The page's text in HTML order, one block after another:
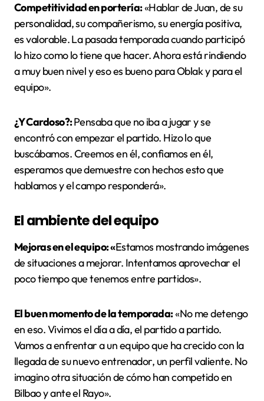
Competitividad en portería:«Hablar de Juan, de su
personalidad, su compañerismo, su energía positiva,
es valorable. La pasada temporada cuando participó
lo hizo como lo tiene que hacer. Ahora está rindiendo
a muy buen nivel y eso es bueno para Oblak y para el
equipo».
¿Y Cardoso?:Pensaba que no iba a jugar y se
encontró con empezar el partido. Hizo lo que
buscábamos. Creemos en él, confiamos en él,
esperamos que demuestre con hechos esto que
hablamos y el campo responderá».
El ambiente del equipo
Mejoras en el equipo: «Estamos mostrando imágenes
de situaciones a mejorar. Intentamos aprovechar el
poco tiempo que tenemos entre partidos».
El buen momento de la temporada:«No me detengo
en eso. Vivimos el día a día, el partido a partido.
Vamos a enfrentar a un equipo que ha crecido con la
llegada de su nuevo entrenador, un perfil valiente. No
imagino otra situación de cómo han competido en
Bilbao y ante el Rayo».